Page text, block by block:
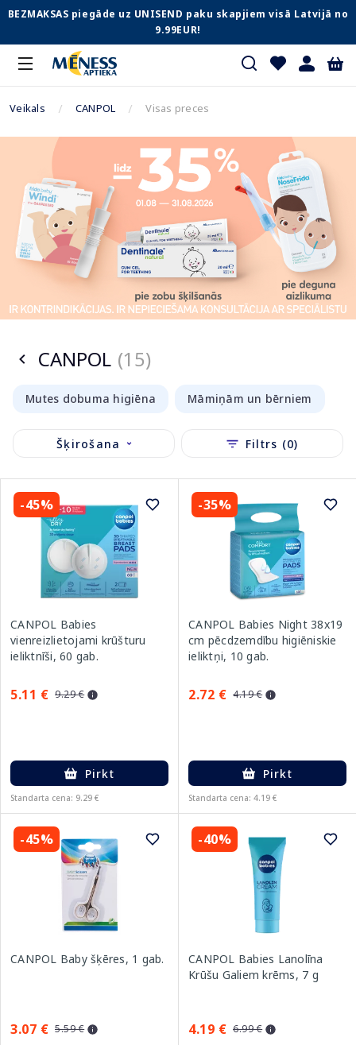
BEZMAKSAS piegāde uz UNISEND paku skapjiem visā Latvijā no
9.99EUR!
Veikals CANPOL Visas preces
CANPOL (15)
Mutes dobuma higiēna Māmiņām un bērniem
Šķirošana Filtrs (0)
-45%
CANPOL Babies
vienreizlietojami krūšturu
ieliktnīši, 60 gab.
5.11 € 9.29 €
Pirkt
Standarta cena: 9.29 €
-35%
CANPOL Babies Night 38x19
cm pēcdzemdību higiēniskie
ieliktņi, 10 gab.
2.72 € 4.19 €
Pirkt
Standarta cena: 4.19 €
-45%
CANPOL Baby šķēres, 1 gab.
3.07 € 5.59 €
-40%
CANPOL Babies Lanolīna
Krūšu Galiem krēms, 7 g
4.19 € 6.99 €